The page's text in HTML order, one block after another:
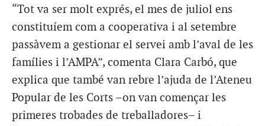
“Tot va ser molt exprés, el mes de juliol ens
constituíem com a cooperativa i al setembre
passàvem a gestionar el servei amb l’aval de les
famílies i l’AMPA”, comenta Clara Carbó, que
explica que també van rebre l’ajuda de l’Ateneu
Popular de les Corts –on van començar les
primeres trobades de treballadores– i